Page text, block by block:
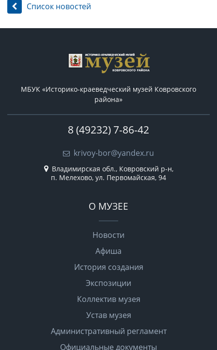
Список новостей
МБУК «Историко-краеведческий музей Ковровского
района»
8 (49232) 7-86-42
krivoy-bor@yandex.ru
Владимирская обл., Ковровский р-н,
п. Мелехово, ул. Первомайская, 94
О МУЗЕЕ
Новости
Афиша
История создания
Экспозиции
Коллектив музея
Устав музея
Административный регламент
Официальные документы